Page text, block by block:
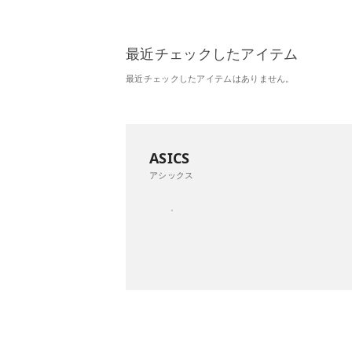
最近チェックしたアイテム
最近チェックしたアイテムはありません。
ASICS
アシックス